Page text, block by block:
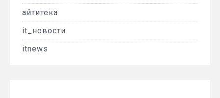
айтитека
it_новости
itnews